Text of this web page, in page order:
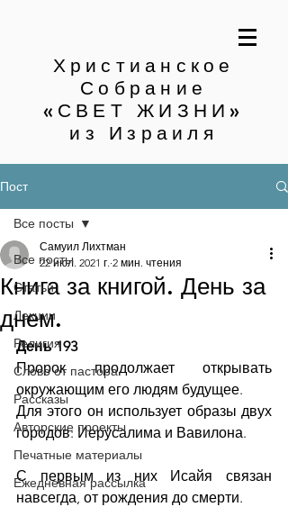
Христианское
Собрание
«СВЕТ ЖИЗНИ»
из Израиля
Пост
Все посты
Статьи
Лекции
Религия
Слово от пастора
Рассказы
Авторские проекты
Печатные материалы
Ежедневная рассылка
Все посты
Книга за книгой. День за
днем.
Самуил Лихтман
22 июл. 2021 г. 2 мин. чтения
День 193
Пророк продолжает открывать
окружающим его людям будущее.
Для этого он использует образы двух
городов: Иерусалима и Вавилона.
С первым из них Исайя связан
навсегда, от рождения до смерти.